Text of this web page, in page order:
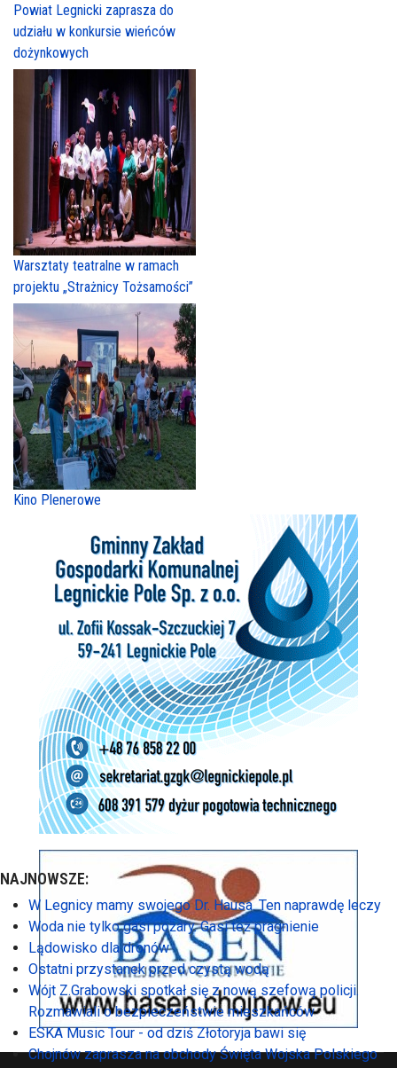
Powiat Legnicki zaprasza do
udziału w konkursie wieńców
dożynkowych
Warsztaty teatralne w ramach
projektu „Strażnicy Tożsamości”
Kino Plenerowe
NAJNOWSZE:
W Legnicy mamy swojego Dr. Hausa. Ten naprawdę leczy
Woda nie tylko gasi pożary. Gasi też pragnienie
Lądowisko dla dronów
Ostatni przystanek przed czystą wodą
Wójt Z.Grabowski spotkał się z nową szefową policji.
Rozmawiali o bezpieczeństwie mieszkańców
ESKA Music Tour - od dziś Złotoryja bawi się
Chojnów zaprasza na obchody Święta Wojska Polskiego